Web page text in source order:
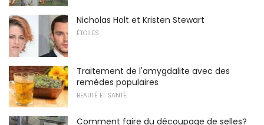
Nicholas Holt et Kristen Stewart
ÉTOILES
Traitement de l'amygdalite avec des
remèdes populaires
BEAUTÉ ET SANTÉ
Comment faire du découpage de selles?